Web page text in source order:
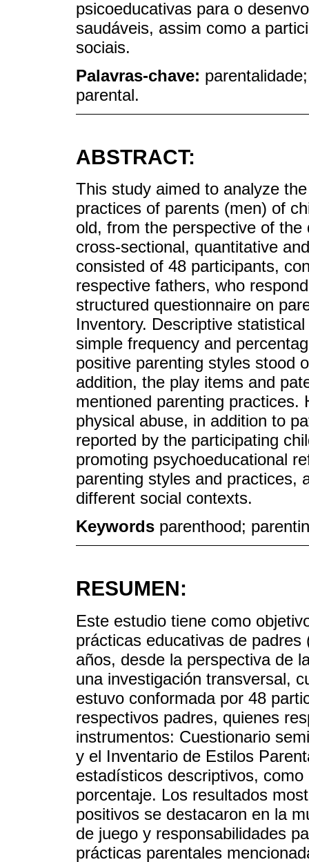
psicoeducativas para o
saudáveis, assim como a
sociais.
Palavras-chave:
parental.
ABSTRACT:
This study aimed to analyze
practices of parents (men) of
old, from the perspective of
cross-sectional, quantitative
consisted of 48 participants,
respective fathers, who
structured questionnaire on
Inventory. Descriptive
simple frequency and
positive parenting styles stood
addition, the play items and
mentioned parenting practices.
physical abuse, in addition to
reported by the participating
promoting psychoeducational
parenting styles and practices,
different social contexts.
Keywords parenthood;
RESUMEN:
Este estudio tiene como
prácticas educativas de
años, desde la perspectiva de
una investigación transversal,
estuvo conformada por 48
respectivos padres, quienes
instrumentos: Cuestionario
y el Inventario de Estilos
estadísticos descriptivos,
porcentaje. Los resultados
positivos se destacaron en la
de juego y responsabilidades
prácticas parentales